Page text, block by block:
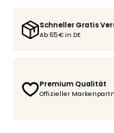
Schneller Gratis
Ab 65 € in DE
Premium Qualität
Offizieller